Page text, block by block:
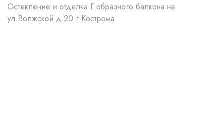
Остекление и отделка Г образного балкона на
ул.Волжской д.20 г.Кострома